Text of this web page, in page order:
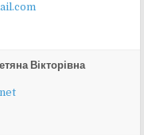
Вікторівна